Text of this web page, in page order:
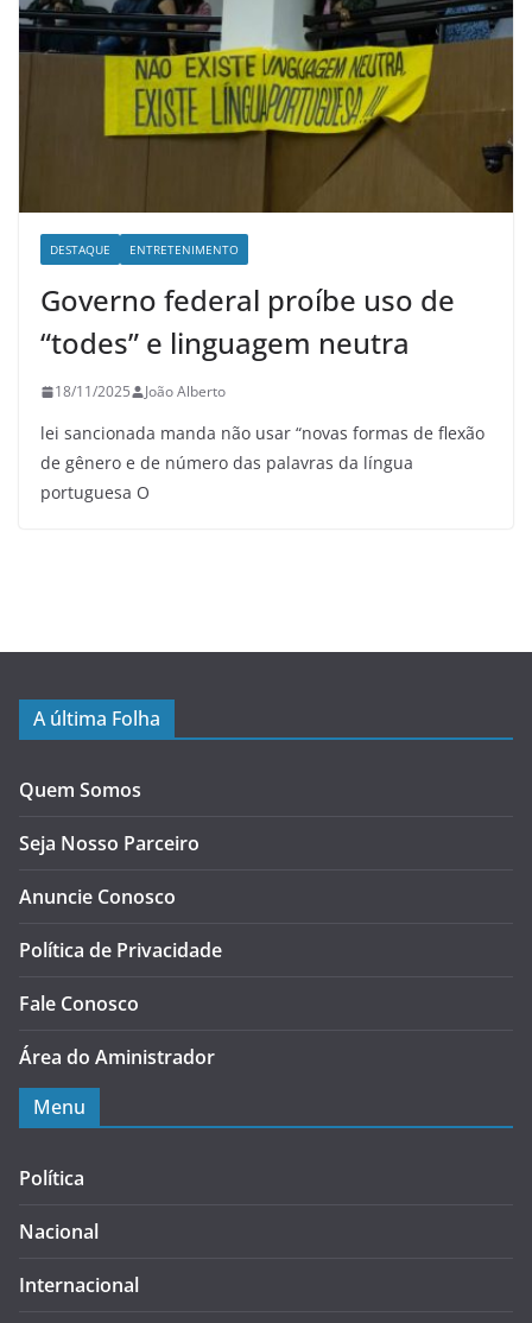
DESTAQUE ENTRETENIMENTO
Governo federal proíbe uso de
“todes” e linguagem neutra
18/11/2025 João Alberto
lei sancionada manda não usar “novas formas de flexão
de gênero e de número das palavras da língua
portuguesa O
A última Folha
Quem Somos
Seja Nosso Parceiro
Anuncie Conosco
Política de Privacidade
Fale Conosco
Área do Aministrador
Menu
Política
Nacional
Internacional